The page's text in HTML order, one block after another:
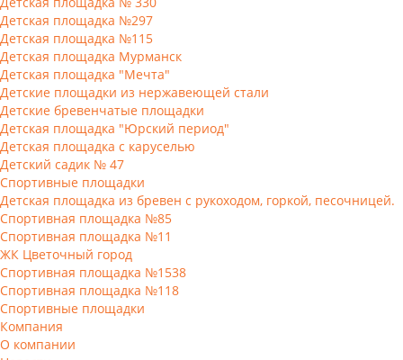
Детская площадка №297
Детская площадка №115
Детская площадка Мурманск
Детская площадка "Мечта"
Детские площадки из нержавеющей стали
Детские бревенчатые площадки
Детская площадка "Юрский период"
Детская площадка с каруселью
Детский садик № 47
Спортивные площадки
Детская площадка из бревен с рукоходом, горкой, песочницей.
Спортивная площадка №85
Спортивная площадка №11
ЖК Цветочный город
Спортивная площадка №1538
Спортивная площадка №118
Спортивные площадки
Компания
О компании